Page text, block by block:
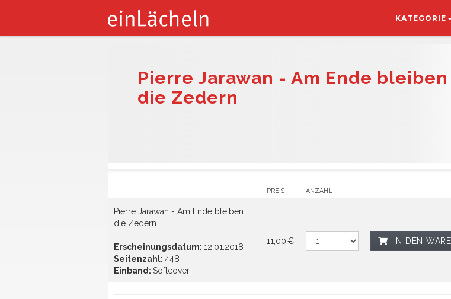
KATEGORIE
Pierre Jarawan - Am Ende bleiben
die Zedern
PREIS ANZAHL
Pierre Jarawan - Am Ende bleiben
die Zedern
Erscheinungsdatum: 12.01.2018
Seitenzahl: 448
Einband: Softcover
11,00 € IN DEN